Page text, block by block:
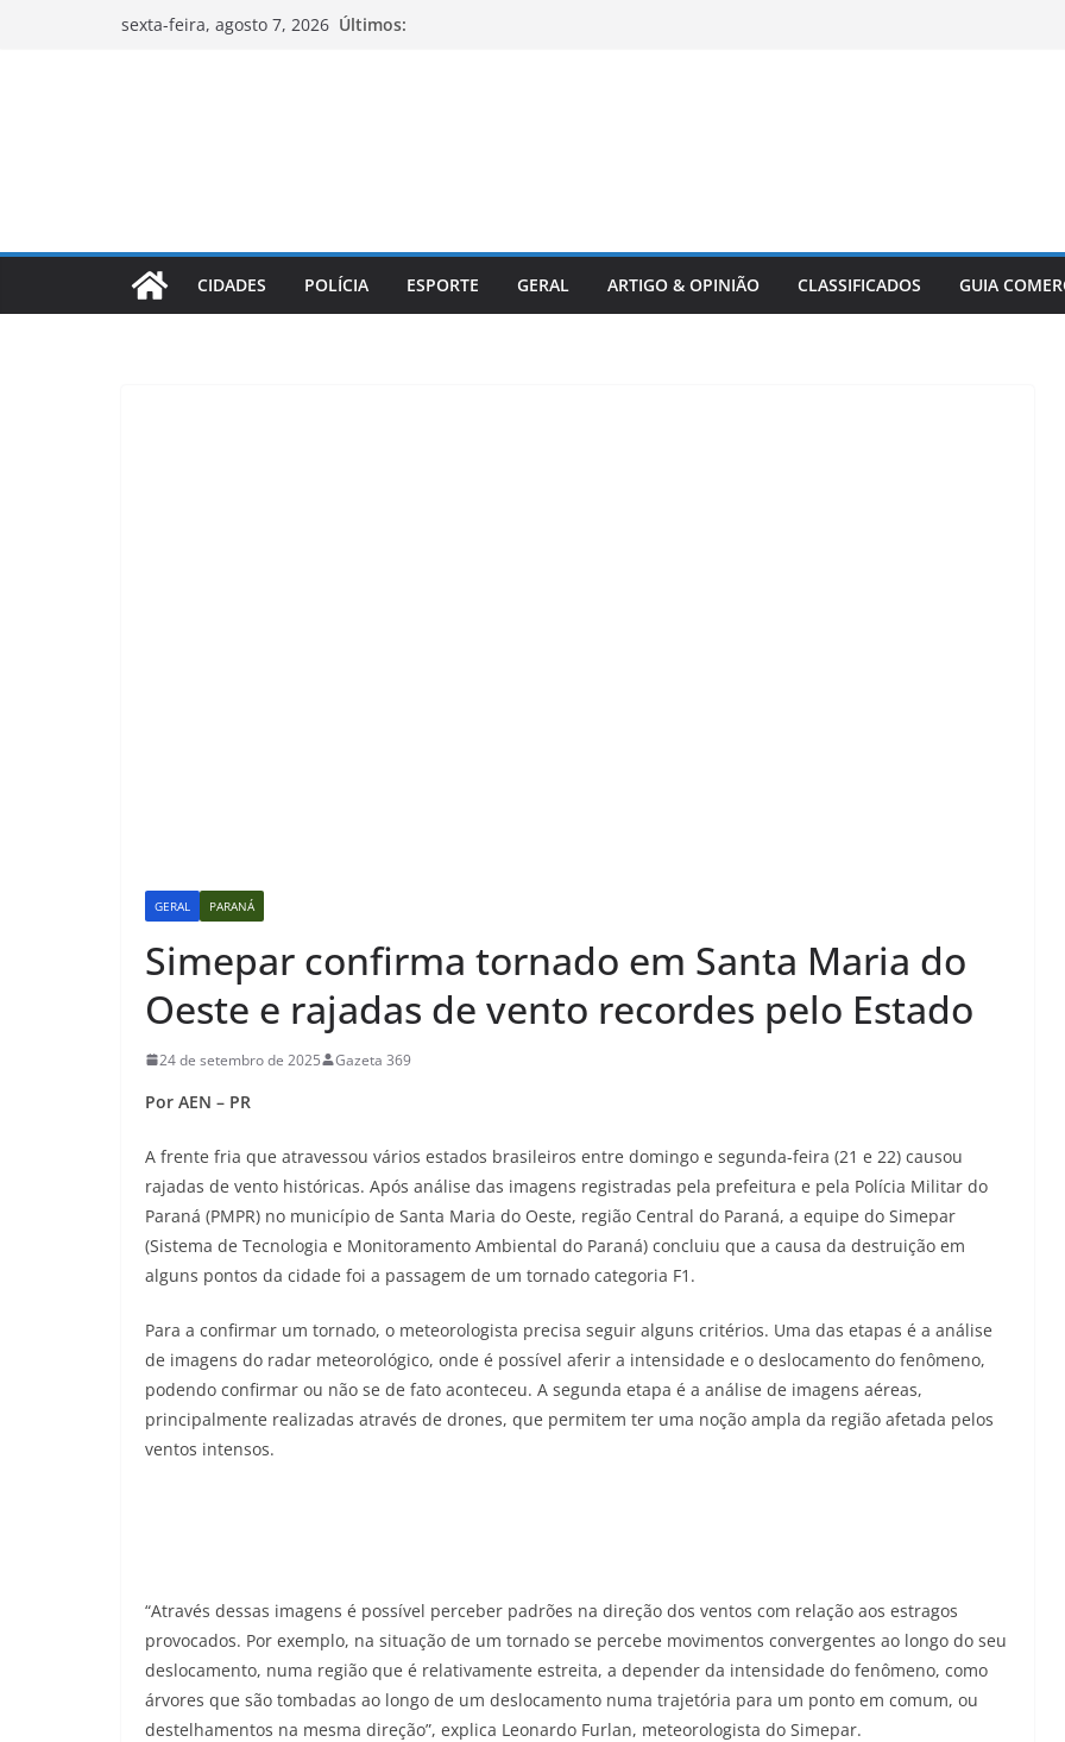
sexta-feira, agosto 7, 2026 Últimos:
CIDADES POLÍCIA ESPORTE GERAL ARTIGO & OPINIÃO CLASSIFICADOS GUIA
GERAL PARANÁ
Simepar confirma tornado em Santa Maria do
Oeste e rajadas de vento recordes pelo Estado
24 de setembro de 2025 Gazeta 369
Por AEN – PR
A frente fria que atravessou vários estados brasileiros entre domingo e segunda-feira (21 e 22) causou
rajadas de vento históricas. Após análise das imagens registradas pela prefeitura e pela Polícia Militar do
Paraná (PMPR) no município de Santa Maria do Oeste, região Central do Paraná, a equipe do Simepar
(Sistema de Tecnologia e Monitoramento Ambiental do Paraná) concluiu que a causa da destruição em
alguns pontos da cidade foi a passagem de um tornado categoria F1.
Para a confirmar um tornado, o meteorologista precisa seguir alguns critérios. Uma das etapas é a análise
de imagens do radar meteorológico, onde é possível aferir a intensidade e o deslocamento do fenômeno,
podendo confirmar ou não se de fato aconteceu. A segunda etapa é a análise de imagens aéreas,
principalmente realizadas através de drones, que permitem ter uma noção ampla da região afetada pelos
ventos intensos.
“Através dessas imagens é possível perceber padrões na direção dos ventos com relação aos estragos
provocados. Por exemplo, na situação de um tornado se percebe movimentos convergentes ao longo do seu
deslocamento, numa região que é relativamente estreita, a depender da intensidade do fenômeno, como
árvores que são tombadas ao longo de um deslocamento numa trajetória para um ponto em comum, ou
destelhamentos na mesma direção”, explica Leonardo Furlan, meteorologista do Simepar.